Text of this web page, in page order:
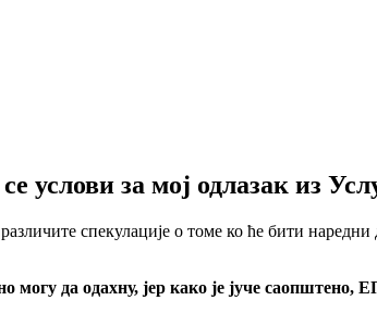
услови за моj одлазак из
спекулациjе о томе ко ће бити
могу да одахну, jер како jе jуче саопштено,